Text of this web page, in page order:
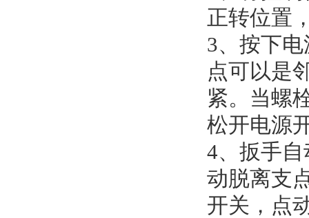
正转位置
3、按下
点可以是
紧。当螺
松开电源
4、扳手
动脱离支
开关，点